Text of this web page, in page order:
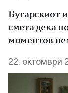
Бугарскиот
смета дека
моментов
22. октомври